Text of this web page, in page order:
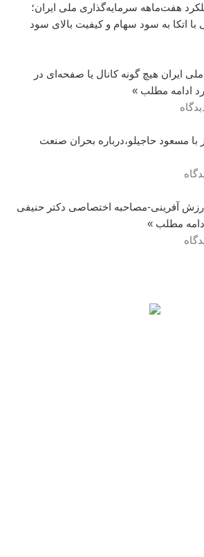
هفت‌ماهه سرمایه‌گذاری ملی ایران؛
با اتکا به سود سهام و کیفیت بالای سود
ایران هیچ گونه کانال یا صفحه‌ای در
ادامه مطلب »
مسعود حاجیلو،درباره بحران صنعت
ارزش آفرینی-مصاحبه اختصاصی دکتر حنیفی
مطلب »